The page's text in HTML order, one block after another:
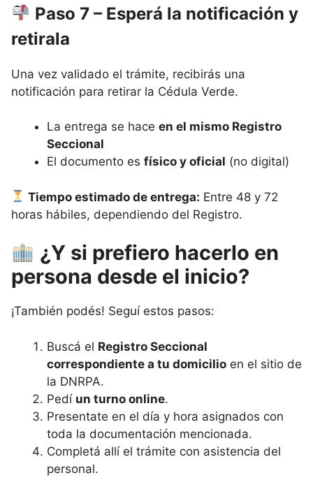
Paso 7 – Esperá la notificación y
retirala
Una vez validado el trámite, recibirás una
notificación para retirar la Cédula Verde.
La entrega se hace en el mismo Registro
Seccional
El documento es físico y oficial (no digital)
Tiempo estimado de entrega: Entre 48 y 72
horas hábiles, dependiendo del Registro.
¿Y si prefiero hacerlo en
persona desde el inicio?
¡También podés! Seguí estos pasos:
Buscá el Registro Seccional
correspondiente a tu domicilio en el sitio de
la DNRPA.
Pedí un turno online.
Presentate en el día y hora asignados con
toda la documentación mencionada.
Completá allí el trámite con asistencia del
personal.